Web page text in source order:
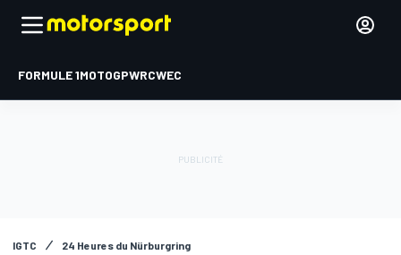
FORMULE 1MOTOGPWRCWEC
IGTC 24 Heures du Nürburgring